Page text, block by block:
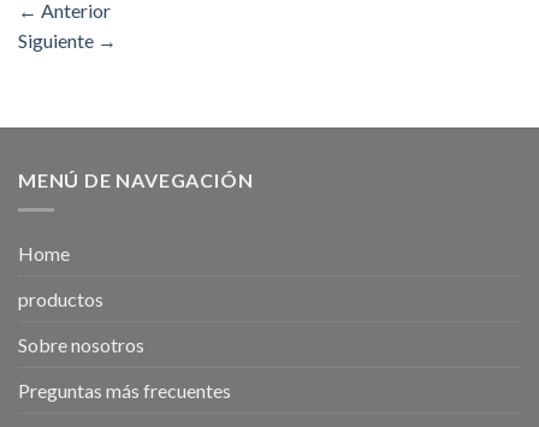
← Anterior
Siguiente →
MENÚ DE NAVEGACIÓN
Home
productos
Sobre nosotros
Preguntas más frecuentes